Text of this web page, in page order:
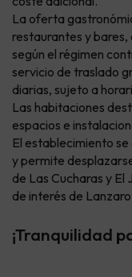
La oferta
restaurantes y
según el régimen
servicio de traslado
diarias, sujeto a
Las habitaciones
espacios e
El establecimiento
y permite
de Las Cucharas y
de interés de
¡Tranquilidad